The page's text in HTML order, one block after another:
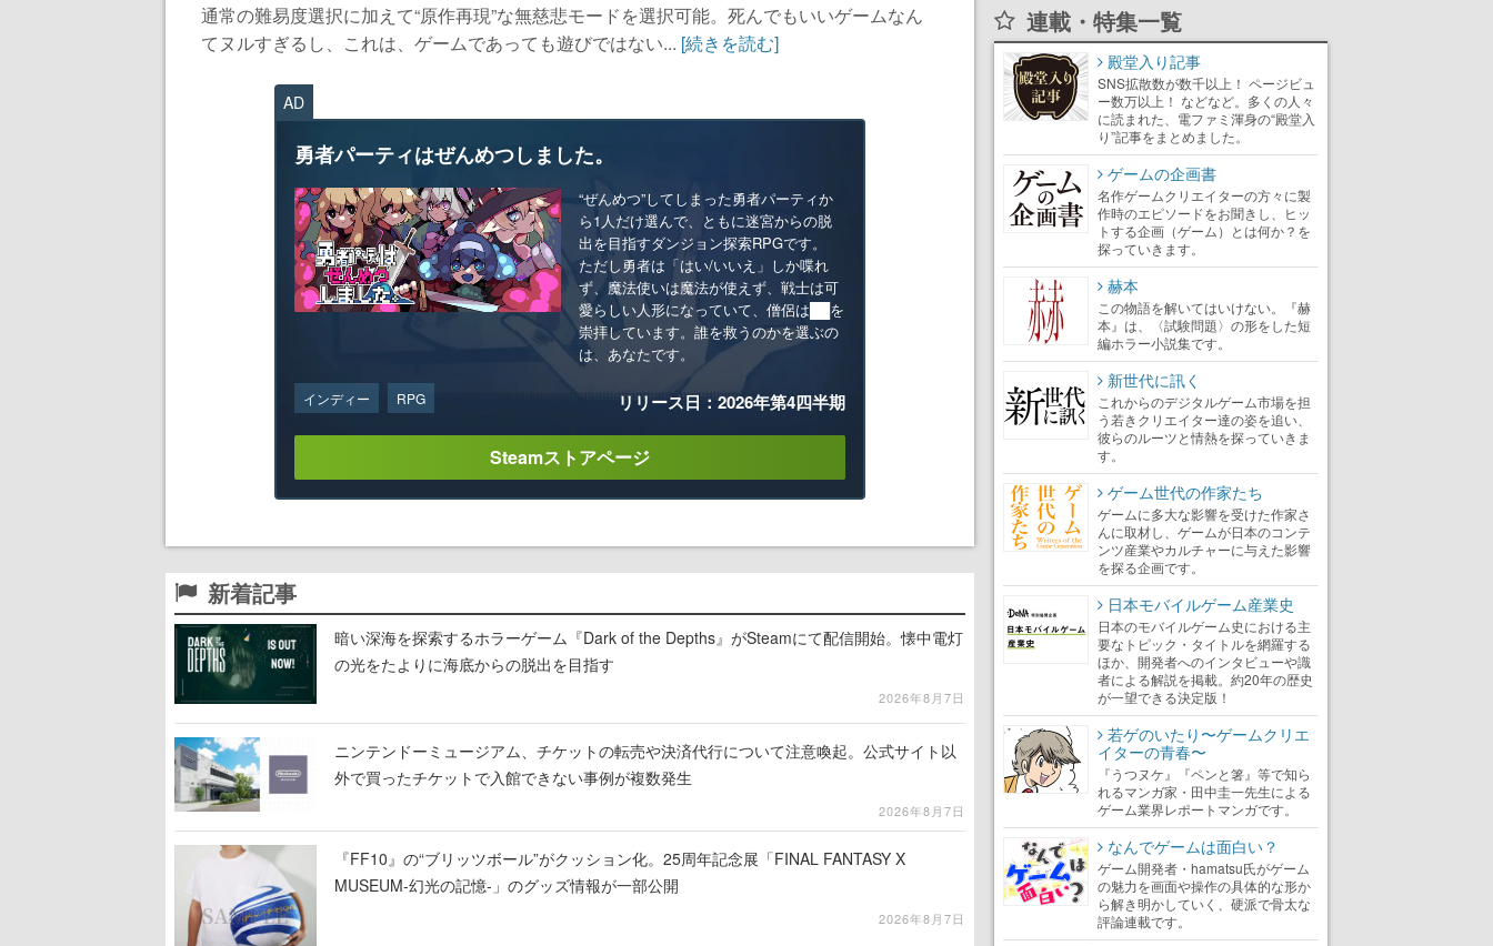
通常の難易度選択に加えて“原作再現”な無慈悲モードを選択可能。死んでもいいゲームなん
てヌルすぎるし、これは、ゲームであっても遊びではない... [続きを読む]
AD
勇者パーティはぜんめつしました。
“ぜんめつ”してしまった勇者パーティか
ら1人だけ選んで、ともに迷宮からの脱
出を目指すダンジョン探索RPGです。
ただし勇者は「はい/いいえ」しか喋れ
ず、魔法使いは魔法が使えず、戦士は可
愛らしい人形になっていて、僧侶は██を
崇拝しています。誰を救うのかを選ぶの
は、あなたです。
インディー RPG リリース日：2026年第4四半期
Steamストアページ
新着記事
暗い深海を探索するホラーゲーム『Dark of the Depths』がSteamにて配信開始。懐中電灯
の光をたよりに海底からの脱出を目指す
2026年8月7日
ニンテンドーミュージアム、チケットの転売や決済代行について注意喚起。公式サイト以
外で買ったチケットで入館できない事例が複数発生
2026年8月7日
『FF10』の“ブリッツボール”がクッション化。25周年記念展「FINAL FANTASY X
MUSEUM-幻光の記憶-」のグッズ情報が一部公開
2026年8月7日
連載・特集一覧
殿堂入り記事
SNS拡散数が数千以上！ ページビュ
ー数万以上！ などなど。多くの人々
に読まれた、電ファミ渾身の“殿堂入
り”記事をまとめました。
ゲームの企画書
名作ゲームクリエイターの方々に製
作時のエピソードをお聞きし、ヒッ
トする企画（ゲーム）とは何か？を
探っていきます。
赫本
この物語を解いてはいけない。『赫
本』は、〈試験問題〉の形をした短
編ホラー小説集です。
新世代に訊く
これからのデジタルゲーム市場を担
う若きクリエイター達の姿を追い、
彼らのルーツと情熱を探っていきま
す。
ゲーム世代の作家たち
ゲームに多大な影響を受けた作家さ
んに取材し、ゲームが日本のコンテ
ンツ産業やカルチャーに与えた影響
を探る企画です。
日本モバイルゲーム産業史
日本のモバイルゲーム史における主
要なトピック・タイトルを網羅する
ほか、開発者へのインタビューや識
者による解説を掲載。約20年の歴史
が一望できる決定版！
若ゲのいたり〜ゲームクリエ
イターの青春〜
『うつヌケ』『ペンと箸』等で知ら
れるマンガ家・田中圭一先生による
ゲーム業界レポートマンガです。
なんでゲームは面白い？
ゲーム開発者・hamatsu氏がゲーム
の魅力を画面や操作の具体的な形か
ら解き明かしていく、硬派で骨太な
評論連載です。